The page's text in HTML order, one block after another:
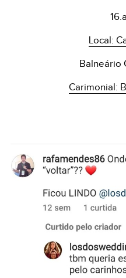
Local:
Balneário
Carimonial: